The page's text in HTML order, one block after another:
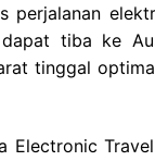
perjalanan
tiba ke
tinggal
Electronic